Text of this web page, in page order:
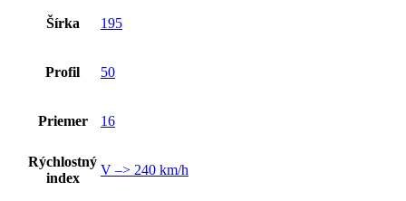
Šírka 195
Profil 50
Priemer 16
Rýchlostný
index
V –> 240 km/h